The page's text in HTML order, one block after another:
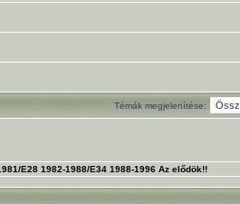
Témák megjelenítése:
E28 1982-1988/E34 1988-1996 Az elődök!!